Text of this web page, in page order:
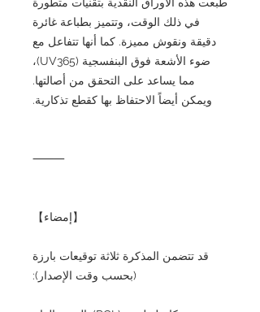
في ذلك الوقت، وتتميز بطباعة غائرة
دقيقة ونقوش مميزة. كما أنها تتفاعل مع
ضوء الأشعة فوق البنفسجية (UV365)،
مما يساعد على التحقق من أصالتها.
ويمكن أيضاً الاحتفاظ بها كقطع تذكارية.
⸻
【إمضاء】
قد تتضمن المذكرة ثلاثة توقيعات بارزة
(بحسب وقت الإصدار):